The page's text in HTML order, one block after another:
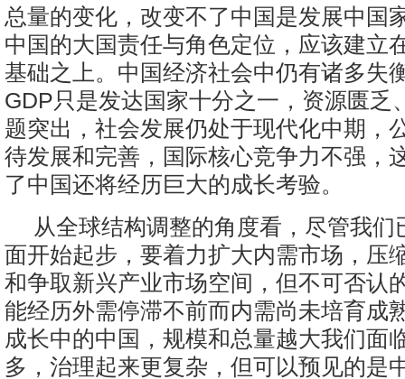
总量的变化，改变不了中国是发展中国
中国的大国责任与角色定位，应该建立
基础之上。中国经济社会中仍有诸多失
GDP只是发达国家十分之一，资源匮乏
题突出，社会发展仍处于现代化中期，
待发展和完善，国际核心竞争力不强，
了中国还将经历巨大的成长考验。
从全球结构调整的角度看，尽管我们
面开始起步，要着力扩大内需市场，压
和争取新兴产业市场空间，但不可否认
能经历外需停滞不前而内需尚未培育成
成长中的中国，规模和总量越大我们面
多，治理起来更复杂，但可以预见的是